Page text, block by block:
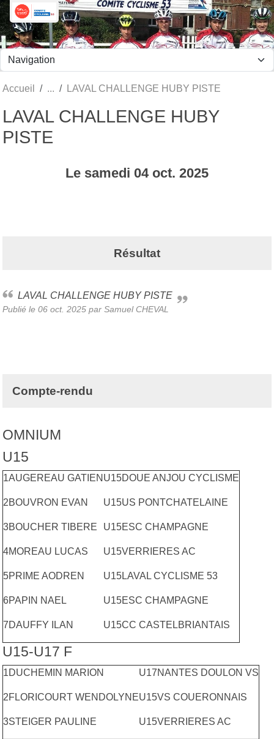
Accueil LAVAL CHALLENGE HUBY PISTE
LAVAL CHALLENGE HUBY
PISTE
Le samedi 04 oct. 2025
Résultat
LAVAL CHALLENGE HUBY PISTE
Publié le 06 oct. 2025 par Samuel CHEVAL
Compte-rendu
OMNIUM
U15
1AUGEREAU GATIEN U15DOUE ANJOU CYCLISME
2BOUVRON EVAN U15US PONTCHATELAINE
3BOUCHER TIBERE U15ESC CHAMPAGNE
4MOREAU LUCAS U15VERRIERES AC
5PRIME AODREN U15LAVAL CYCLISME 53
6PAPIN NAEL U15ESC CHAMPAGNE
7DAUFFY ILAN U15CC CASTELBRIANTAIS
U15-U17 F
1DUCHEMIN MARION U17NANTES DOULON VS
2FLORICOURT WENDOLYNEU15VS COUERONNAIS
3STEIGER PAULINE U15VERRIERES AC
Panneau de gestion des cookies